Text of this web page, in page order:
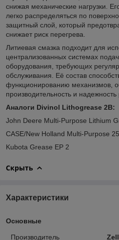
снижая механические нагрузки.
легко распределяться по
защитный слой, который
снижает риск перегрева.
Литиевая смазка подходит для
централизованных системах
оборудования, требующих
обслуживания. Её состав
функционированию механизмов,
производительность и надежность
Аналоги Divinol Lithogrease 2B:
John Deere Multi-Purpose Lithium
CASE/New Holland Multi-Purpose
Kubota Grease EP 2
Скрыть
Характеристики
Основные
Производитель